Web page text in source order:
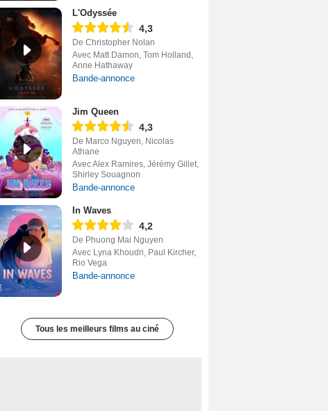
L'Odyssée
4,3
De Christopher Nolan
Avec Matt Damon, Tom Holland,
Anne Hathaway
Bande-annonce
Jim Queen
4,3
De Marco Nguyen, Nicolas
Athane
Avec Alex Ramires, Jérémy Gillet,
Shirley Souagnon
Bande-annonce
In Waves
4,2
De Phuong Mai Nguyen
Avec Lyna Khoudri, Paul Kircher,
Rio Vega
Bande-annonce
Tous les meilleurs films au ciné